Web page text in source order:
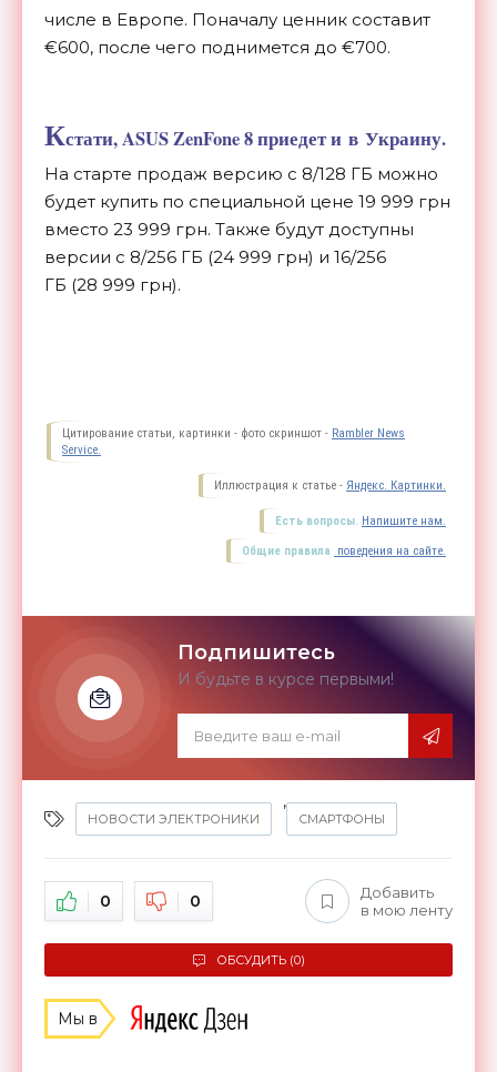
числе в Европе. Поначалу ценник составит
€600, после чего поднимется до €700.
Кстати, ASUS ZenFone 8 приедет и в Украину.
На старте продаж версию с 8/128 ГБ можно
будет купить по специальной цене 19 999 грн
вместо 23 999 грн. Также будут доступны
версии с 8/256 ГБ (24 999 грн) и 16/256
ГБ (28 999 грн).
Цитирование статьи, картинки - фото скриншот - Rambler News
Service.
Иллюстрация к статье - Яндекс. Картинки.
Есть вопросы. Напишите нам.
Общие правила поведения на сайте.
Подпишитесь
И будьте в курсе первыми!
НОВОСТИ ЭЛЕКТРОНИКИ
,
СМАРТФОНЫ
0 0
Добавить
в мою ленту
ОБСУДИТЬ (0)
Мы в